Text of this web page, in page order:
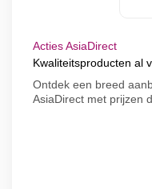
Acties AsiaDirect
Kwaliteitsproducten al
Ontdek een breed
AsiaDirect met prijzen